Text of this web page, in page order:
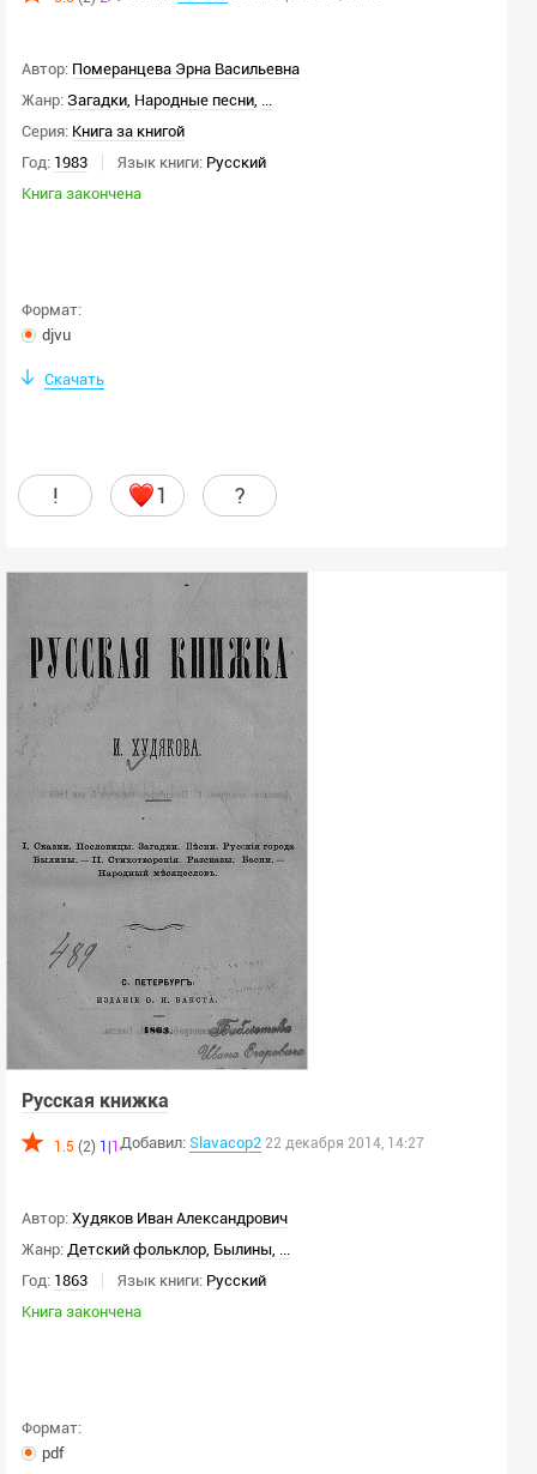
Автор: Померанцева Эрна Васильевна
Жанр: Загадки Народные песни
Серия: Книга за книгой
Год: 1983 Язык книги: Русский
Книга закончена
Формат:
djvu
Скачать
! 1 ?
Русская книжка
1.5 (2) 1|1Добавил: Slavacop2 22 декабря 2014, 14:27
Автор: Худяков Иван Александрович
Жанр: Детский фольклор Былины
Год: 1863 Язык книги: Русский
Книга закончена
Формат:
pdf